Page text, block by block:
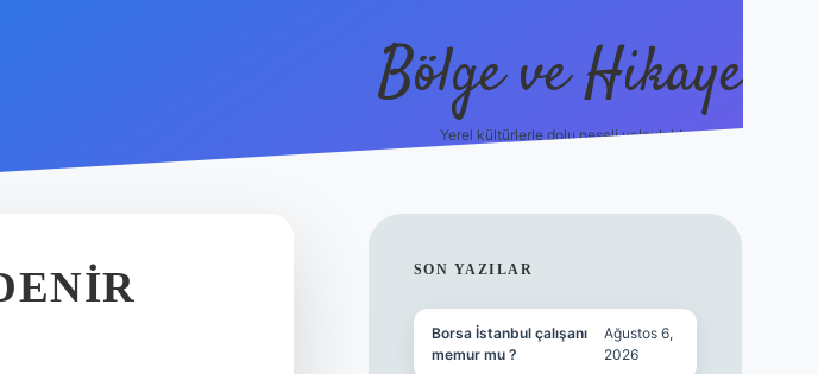
Bölge ve Hikaye
Yerel kültürlerle dolu neşeli yolculuk!
SIDEBAR
SON YAZILAR
Borsa İstanbul çalışanı
memur mu ?
Ağustos 6,
2026
grand opera bet